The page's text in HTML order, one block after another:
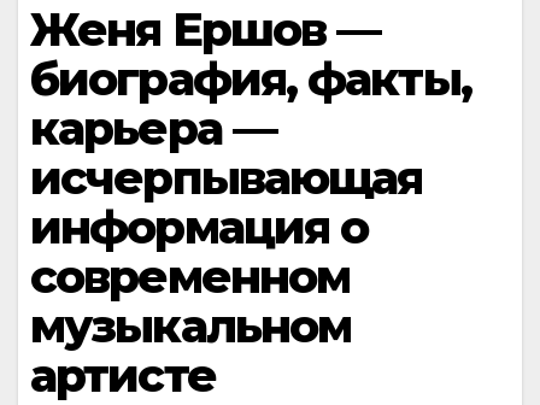
Женя Ершов —
биография, факты,
карьера —
исчерпывающая
информация о
современном
музыкальном
артисте